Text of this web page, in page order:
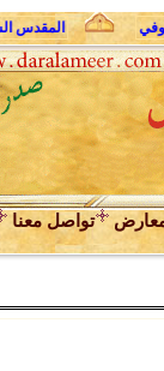
المقدس
تواصل معنا